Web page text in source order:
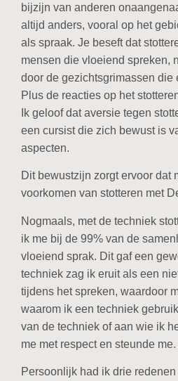
bijzijn van anderen
altijd anders, vooral op het
als spraak. Je beseft dat
mensen die vloeiend spreken,
door de gezichtsgrimassen die
Plus de reacties op het
Ik geloof dat aversie tegen
een cursist die zich bewust is
aspecten.
Dit bewustzijn zorgt ervoor dat
voorkomen van stotteren met
Nogmaals, met de techniek
ik me bij de 99% van de
vloeiend sprak. Dit gaf een
techniek zag ik eruit als een
tijdens het spreken, waardoor
waarom ik een techniek
van de techniek of aan wie ik
me met respect en steunde me.
Persoonlijk had ik drie